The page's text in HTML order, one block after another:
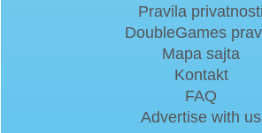
Pravila privatnosti
DoubleGames
Mapa sajta
Kontakt
FAQ
Advertise with us